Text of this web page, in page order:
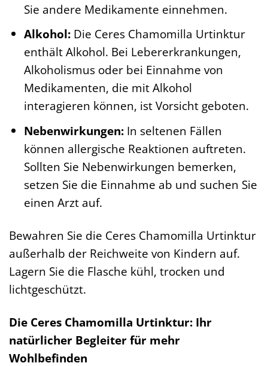
Sie andere Medikamente einnehmen.
Alkohol:Die Ceres Chamomilla Urtinktur
enthält Alkohol. Bei Lebererkrankungen,
Alkoholismus oder bei Einnahme von
Medikamenten, die mit Alkohol
interagieren können, ist Vorsicht geboten.
Nebenwirkungen:In seltenen Fällen
können allergische Reaktionen auftreten.
Sollten Sie Nebenwirkungen bemerken,
setzen Sie die Einnahme ab und suchen Sie
einen Arzt auf.
Bewahren Sie die Ceres Chamomilla Urtinktur
außerhalb der Reichweite von Kindern auf.
Lagern Sie die Flasche kühl, trocken und
lichtgeschützt.
Die Ceres Chamomilla Urtinktur: Ihr
natürlicher Begleiter für mehr
Wohlbefinden